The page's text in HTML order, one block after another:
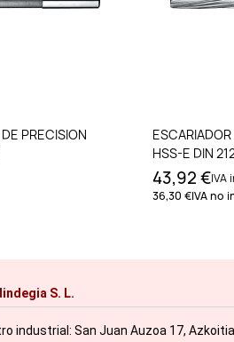
carrito
PRECISION
HSS-E DIN
43,92 €IVA
36,30 €IVA no
S. L.
industrial: San Juan Auzoa 17, Azkoitia